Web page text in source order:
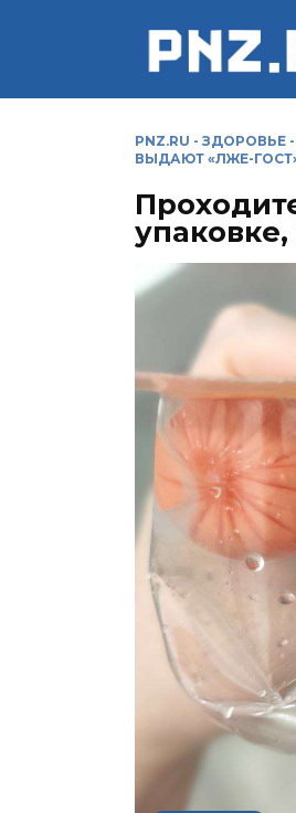
PNZ.RU - ЗДОРОВЬЕ -
ВЫДАЮТ «ЛЖЕ-